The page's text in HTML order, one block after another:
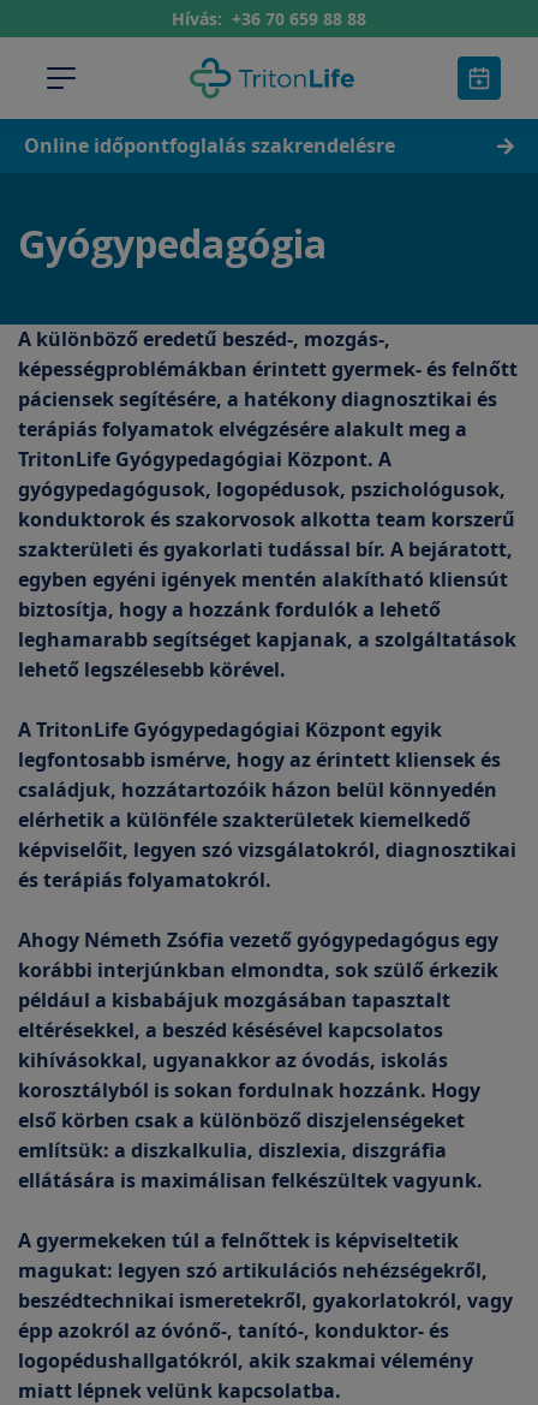
Hívás: +36 70 659 88 88
Online időpontfoglalás szakrendelésre
Gyógypedagógia
A különböző eredetű beszéd-, mozgás-,
képességproblémákban érintett gyermek- és felnőtt
páciensek segítésére, a hatékony diagnosztikai és
terápiás folyamatok elvégzésére alakult meg a
TritonLife Gyógypedagógiai Központ. A
gyógypedagógusok, logopédusok, pszichológusok,
konduktorok és szakorvosok alkotta team korszerű
szakterületi és gyakorlati tudással bír. A bejáratott,
egyben egyéni igények mentén alakítható kliensút
biztosítja, hogy a hozzánk fordulók a lehető
leghamarabb segítséget kapjanak, a szolgáltatások
lehető legszélesebb körével.
A TritonLife Gyógypedagógiai Központ egyik
legfontosabb ismérve, hogy az érintett kliensek és
családjuk, hozzátartozóik házon belül könnyedén
elérhetik a különféle szakterületek kiemelkedő
képviselőit, legyen szó vizsgálatokról, diagnosztikai
és terápiás folyamatokról.
Ahogy Németh Zsófia vezető gyógypedagógus egy
korábbi interjúnkban elmondta, sok szülő érkezik
például a kisbabájuk mozgásában tapasztalt
eltérésekkel, a beszéd késésével kapcsolatos
kihívásokkal, ugyanakkor az óvodás, iskolás
korosztályból is sokan fordulnak hozzánk. Hogy
első körben csak a különböző diszjelenségeket
említsük: a diszkalkulia, diszlexia, diszgráfia
ellátására is maximálisan felkészültek vagyunk.
A gyermekeken túl a felnőttek is képviseltetik
magukat: legyen szó artikulációs nehézségekről,
beszédtechnikai ismeretekről, gyakorlatokról, vagy
épp azokról az óvónő-, tanító-, konduktor- és
logopédushallgatókról, akik szakmai vélemény
miatt lépnek velünk kapcsolatba.